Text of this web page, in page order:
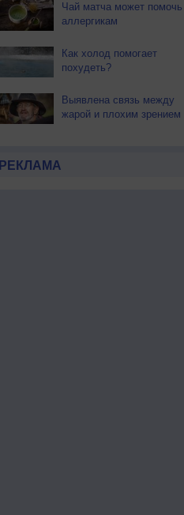
Чай матча может помочь
аллергикам
Как холод помогает
похудеть?
Выявлена связь между
жарой и плохим зрением
РЕКЛАМА